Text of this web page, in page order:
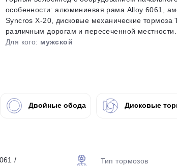
особенности: алюминиевая рама Alloy 6061,
Syncros X-20, дисковые механические
различным дорогам и пересеченной
Для кого: мужской
Двойные обода Дисковые
/
Тип тормозов
об оплате Плайтом
plait.ru